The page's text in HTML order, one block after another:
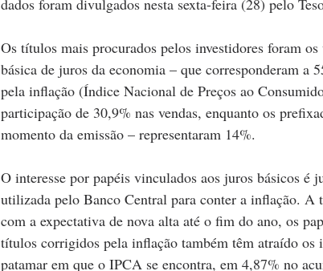
Os títulos mais procurados pelos investidores foram
básica de juros da economia – que corresponderam a
pela inflação (Índice Nacional de Preços ao
participação de 30,9% nas vendas, enquanto os
momento da emissão – representaram 14%.
O interesse por papéis vinculados aos juros básicos é
utilizada pelo Banco Central para conter a inflação. A
com a expectativa de nova alta até o fim do ano, os
títulos corrigidos pela inflação também têm atraído os
patamar em que o IPCA se encontra, em 4,87% no